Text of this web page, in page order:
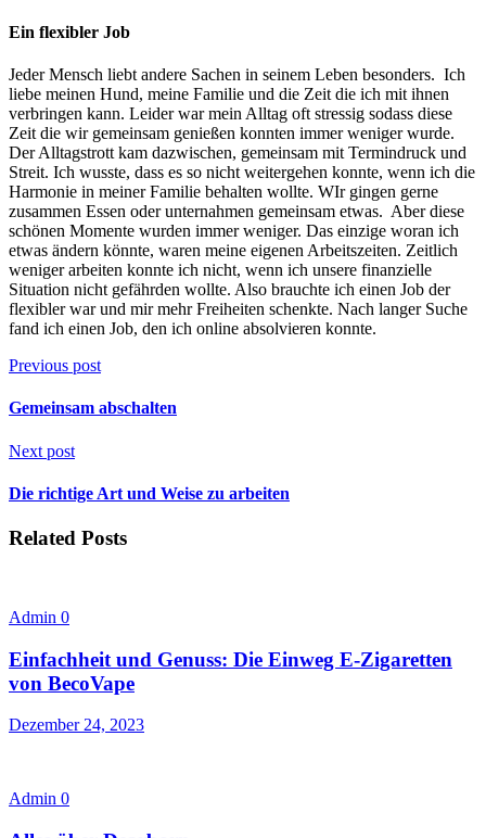
Ein flexibler Job
Jeder Mensch liebt andere Sachen in seinem Leben besonders. Ich
liebe meinen Hund, meine Familie und die Zeit die ich mit ihnen
verbringen kann. Leider war mein Alltag oft stressig sodass diese
Zeit die wir gemeinsam genießen konnten immer weniger wurde.
Der Alltagstrott kam dazwischen, gemeinsam mit Termindruck und
Streit. Ich wusste, dass es so nicht weitergehen konnte, wenn ich die
Harmonie in meiner Familie behalten wollte. WIr gingen gerne
zusammen Essen oder unternahmen gemeinsam etwas. Aber diese
schönen Momente wurden immer weniger. Das einzige woran ich
etwas ändern könnte, waren meine eigenen Arbeitszeiten. Zeitlich
weniger arbeiten konnte ich nicht, wenn ich unsere finanzielle
Situation nicht gefährden wollte. Also brauchte ich einen Job der
flexibler war und mir mehr Freiheiten schenkte. Nach langer Suche
fand ich einen Job, den ich online absolvieren konnte.
Previous post
Gemeinsam abschalten
Next post
Die richtige Art und Weise zu arbeiten
Related Posts
Admin 0
Einfachheit und Genuss: Die Einweg E-Zigaretten
von BecoVape
Dezember 24, 2023
Admin 0